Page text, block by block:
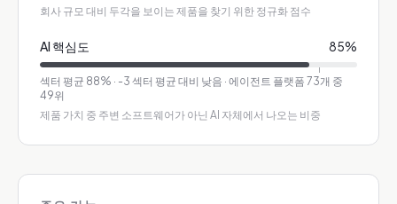
회사 규모 대비 두각을 보이는 제품을 찾기 위한 정규화 점수
AI 핵심도 85%
섹터 평균 88% · -3 섹터 평균 대비 낮음 · 에이전트 플랫폼 73개 중
49위
제품 가치 중 주변 소프트웨어가 아닌 AI 자체에서 나오는 비중